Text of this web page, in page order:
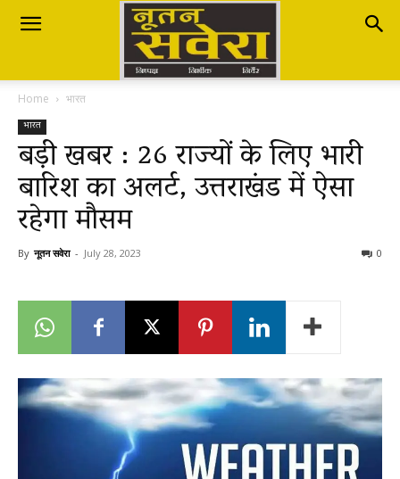
Nutan
Savera
नूतन
सवेरा
Breaking
Home भारत
भारत
बड़ी खबर : 26 राज्यों के लिए भारी
बारिश का अलर्ट, उत्तराखंड में ऐसा
रहेगा मौसम
By नूतन सवेरा - July 28, 2023 0